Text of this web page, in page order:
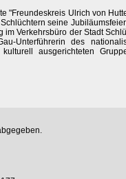
"Freundeskreis Ulrich von
seine
Verkehrsbüro der Stadt
Unterführerin des
ausgerichteten